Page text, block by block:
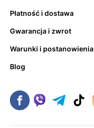
Płatność i dostawa
Gwarancja i zwrot
Warunki i postanowienia
Blog